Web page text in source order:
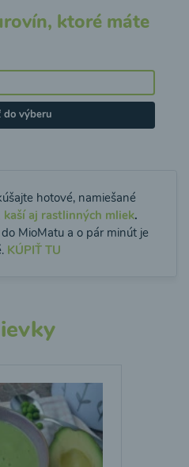
ktoré máte
do výberu
hotové, namiešané
aj rastlinných mliek.
MioMatu a o pár minút je
KÚPIŤ TU